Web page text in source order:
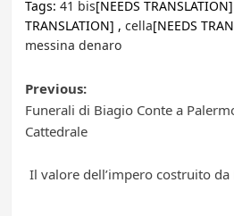
Tags: 41 bis[NEEDS
TRANSLATION] , cella[NEEDS
messina denaro
Post
navigation
Previous:
Funerali di Biagio Conte a
Cattedrale
Il valore dell’impero costruito da